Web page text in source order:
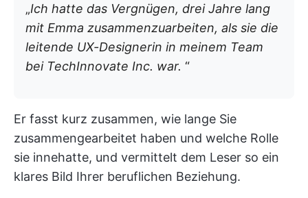
„Ich hatte das Vergnügen, drei Jahre lang
mit Emma zusammenzuarbeiten, als sie die
leitende UX-Designerin in meinem Team
bei TechInnovate Inc. war. “
Er fasst kurz zusammen, wie lange Sie
zusammengearbeitet haben und welche Rolle
sie innehatte, und vermittelt dem Leser so ein
klares Bild Ihrer beruflichen Beziehung.